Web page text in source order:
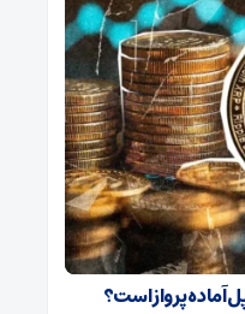
آماده پرواز است؟